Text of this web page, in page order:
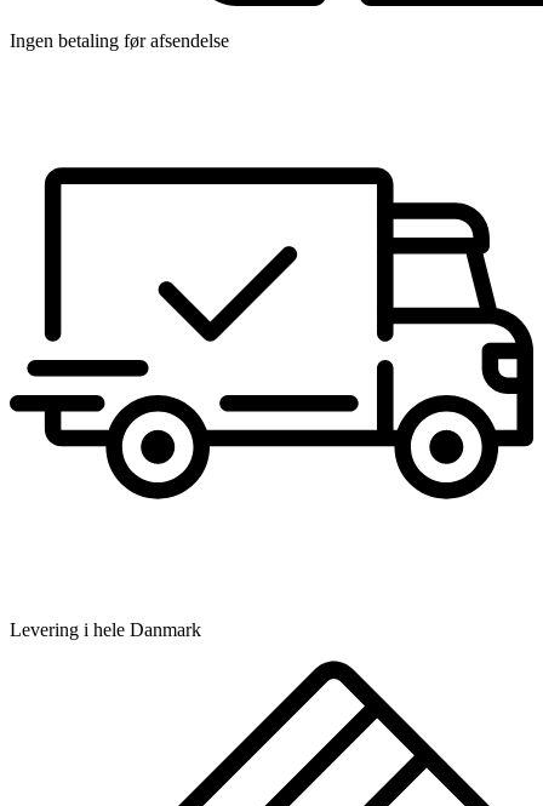
Ingen betaling før afsendelse
Levering i hele Danmark